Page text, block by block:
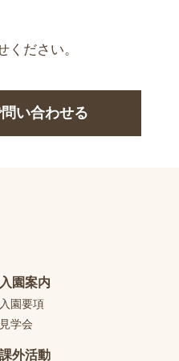
ください。
い合わせる
入園案内
入園要項
見学会
課外活動